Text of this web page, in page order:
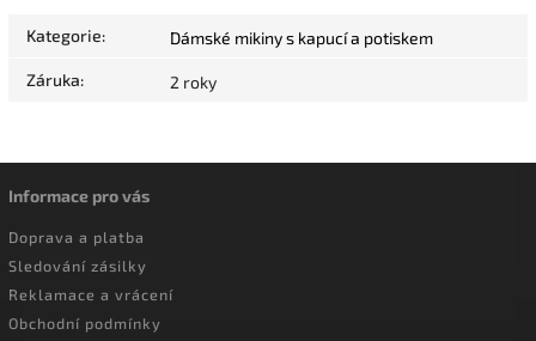
Kategorie: Dámské mikiny s kapucí a potiskem
Záruka: 2 roky
Informace pro vás
Doprava a platba
Sledování zásilky
Reklamace a vrácení
Obchodní podmínky